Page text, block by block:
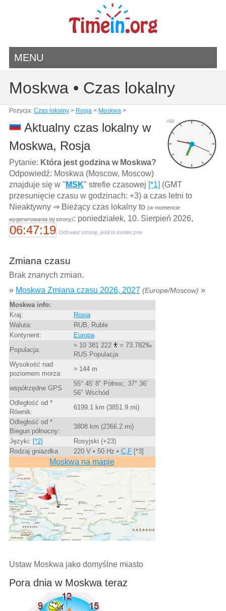
MENU
Moskwa • Czas lokalny
Pozycja: Czas lokalny> Rosja> Moskwa>
AM
Aktualny czas lokalny w
Moskwa, Rosja
Pytanie: Która jest godzina w Moskwa?
Odpowiedź: Moskwa (Moscow, Moscow)
znajduje się w " MSK" strefie czasowej [*1] (GMT
przesunięcie czasu w godzinach: +3) a czas letni to
Nieaktywny ⇒ Bieżący czas lokalny to (w momencie
wygenerowania tej strony): poniedziałek, 10. Sierpień 2026,
06:47:19 Odśwież stronę, jeśli to konieczne
Zmiana czasu
Brak znanych zmian.
» Moskwa Zmiana czasu 2026, 2027 (Europe/Moscow) »
Moskwa info:
Kraj:
Rosja
Waluta:
RUB, Ruble
Kontynent:
Europa
Populacja:
≈ 10 381 222
= 73.782‰
RUS Populacja
Wysokość nad
poziomem morza:
≈ 144 m
współrzędne GPS
55° 45' 8" Północ, 37° 36'
56" Wschód
Odległość od *
Równik:
6199.1 km (3851.9 mi)
Odległość od *
Biegun północny:
3808 km (2366.2 mi)
Języki: [*2]
Rosyjski (+23)
Rodzaj gniazdka
220 V • 50 Hz • C,F[*3]
Moskwa na mapie
Ustaw Moskwa jako domyślne miasto
Pora dnia w Moskwa teraz